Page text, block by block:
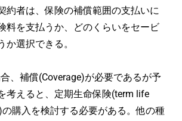
約者は、保険の補償範囲の支払いに
料を支払うか、どのくらいをセービ
か選択できる。
、補償(Coverage)が必要であるが予
考えると、定期生命保険(term life
購入を検討する必要がある。他の種